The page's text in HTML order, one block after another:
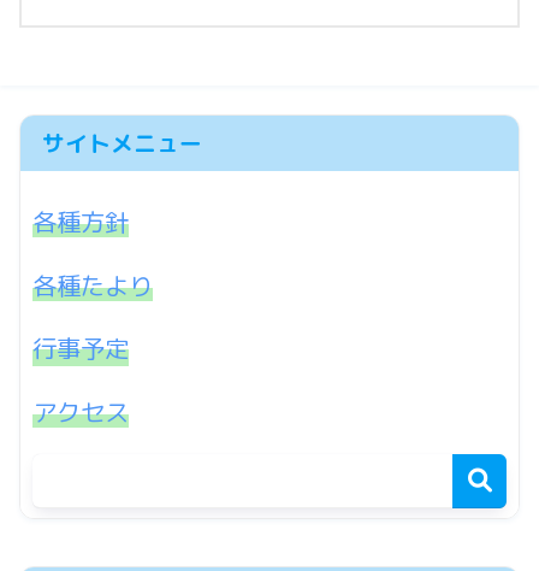
サイトメニュー
各種方針
各種たより
行事予定
アクセス